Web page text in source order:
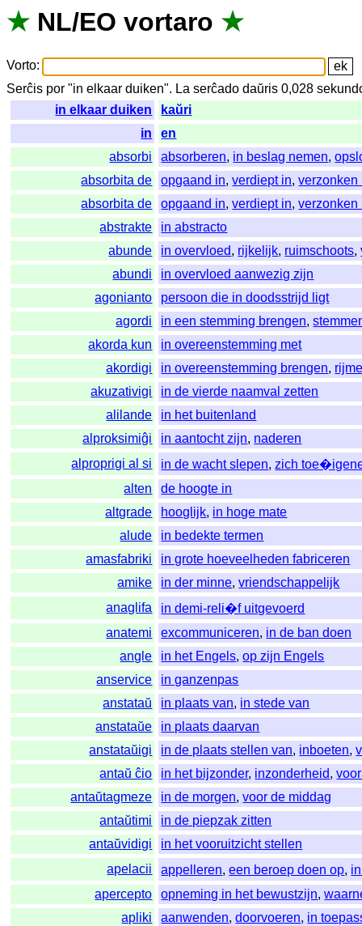
★ NL/EO vortaro ★
Vorto:
Serĉis por "in elkaar duiken". La serĉado daŭris 0,028
in elkaar duiken
kaŭri
in
en
absorbi
absorberen, in beslag nemen,
absorbita de
opgaand in,verdiept in,verzonken
absorbita de
opgaand in,verdiept in,verzonken
abstrakte
in abstracto
abunde
in overvloed, rijkelijk, ruimschoots,
abundi
in overvloed aanwezig zijn
agonianto
persoon die in doodsstrijd ligt
agordi
in een stemming brengen,
akorda kun
in overeenstemming met
akordigi
in overeenstemming brengen,
akuzativigi
in de vierde naamval zetten
alilande
in het buitenland
alproksimiĝi
in aantocht zijn, naderen
alproprigi al si
in de wacht slepen,zich
alten
de hoogte in
altgrade
hooglijk, in hoge mate
alude
in bedekte termen
amasfabriki
in grote hoeveelheden fabriceren
amike
in der minne,vriendschappelijk
anaglifa
in demi-reli�f uitgevoerd
anatemi
excommuniceren, in de ban doen
angle
in het Engels,op zijn Engels
anservice
in ganzenpas
anstataŭ
in plaats van, in stede van
anstataŭe
in plaats daarvan
anstataŭigi
in de plaats stellen van, inboeten,
antaŭ ĉio
in het bijzonder, inzonderheid,
antaŭtagmeze
in de morgen,voor de middag
antaŭtimi
in de piepzak zitten
antaŭvidigi
in het vooruitzicht stellen
apelacii
appelleren,een beroep doen op,
apercepto
opneming in het bewustzijn,
apliki
aanwenden,doorvoeren, in